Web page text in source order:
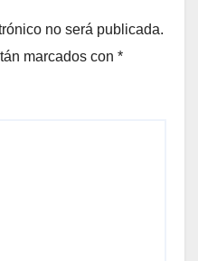
no será publicada.
marcados con *